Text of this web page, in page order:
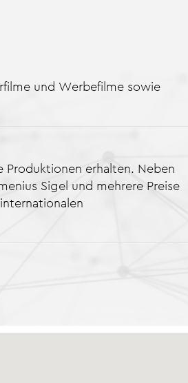
und Werbefilme sowie
Produktionen erhalten. Neben
Sigel und mehrere Preise